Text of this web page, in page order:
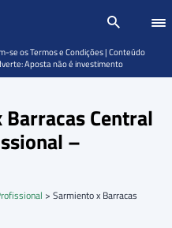
Central
–
> Sarmiento x Barracas
se os Termos e Condições | Conteúdo
Aposta não é investimento